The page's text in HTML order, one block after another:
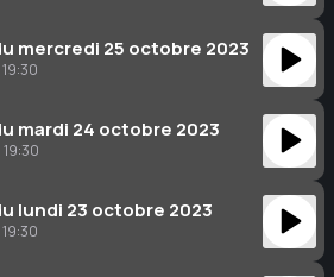
mercredi 25 octobre 2023
mardi 24 octobre 2023
lundi 23 octobre 2023